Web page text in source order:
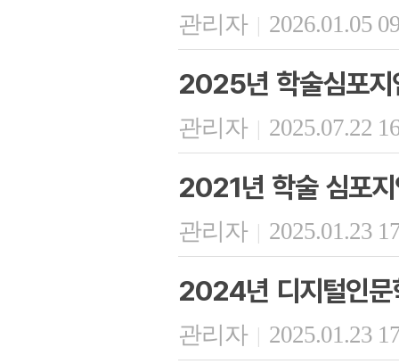
관리자 | 2026.01.05
2025년 학술심포지
관리자 | 2025.07.22
2021년 학술 심포
관리자 | 2025.01.23
2024년 디지털인문
관리자 | 2025.01.23